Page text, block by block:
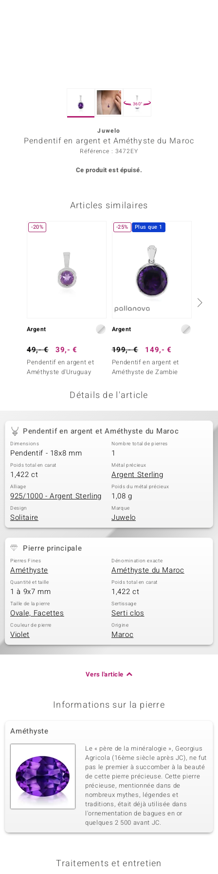
360°
Juwelo
Pendentif en argent et Améthyste du Maroc
Référence : 3472EY
Ce produit est épuisé.
Articles similaires
-20%
Argent
49,- € 39,- €
Pendentif en argent et
Améthyste d'Uruguay
-25% Plus que 1
Argent
199,- € 149,- €
Pendentif en argent et
Améthyste de Zambie
Détails de l'article
Pendentif en argent et Améthyste du Maroc
Dimensions
Pendentif - 18x8 mm
Nombre total de pierres
1
Poids total en carat
1,422 ct
Métal précieux
Argent Sterling
Alliage
925/1000 - Argent Sterling
Poids du métal précieux
1,08 g
Design
Solitaire
Marque
Juwelo
Pierre principale
Pierres Fines
Améthyste
Dénomination exacte
Améthyste du Maroc
Quantité et taille
1 à 9x7 mm
Poids total en carat
1,422 ct
Taille de la pierre
Ovale, Facettes
Sertissage
Serti clos
Couleur de pierre
Violet
Origine
Maroc
Vers l'article
Informations sur la pierre
Améthyste
Le « père de la minéralogie », Georgius
Agricola (16ème siècle après JC), ne fut
pas le premier à succomber à la beauté
de cette pierre précieuse. Cette pierre
précieuse, mentionnée dans de
nombreux mythes, légendes et
traditions, était déjà utilisée dans
l'ornementation de bagues en or
quelques 2 500 avant JC.
Traitements et entretien